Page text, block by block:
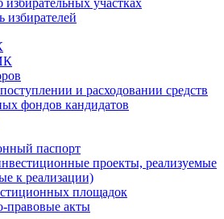
избирательных участках
избирателей
и расходовании средств
фондов кандидатов
паспорт
проекты, реализуемые
к реализации)
площадок
правовые акты